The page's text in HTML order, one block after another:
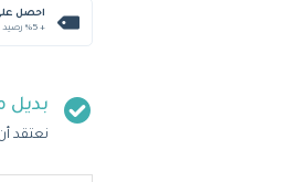
احصل
+ %5 رصيد في المتجر
بديل
نعتقد